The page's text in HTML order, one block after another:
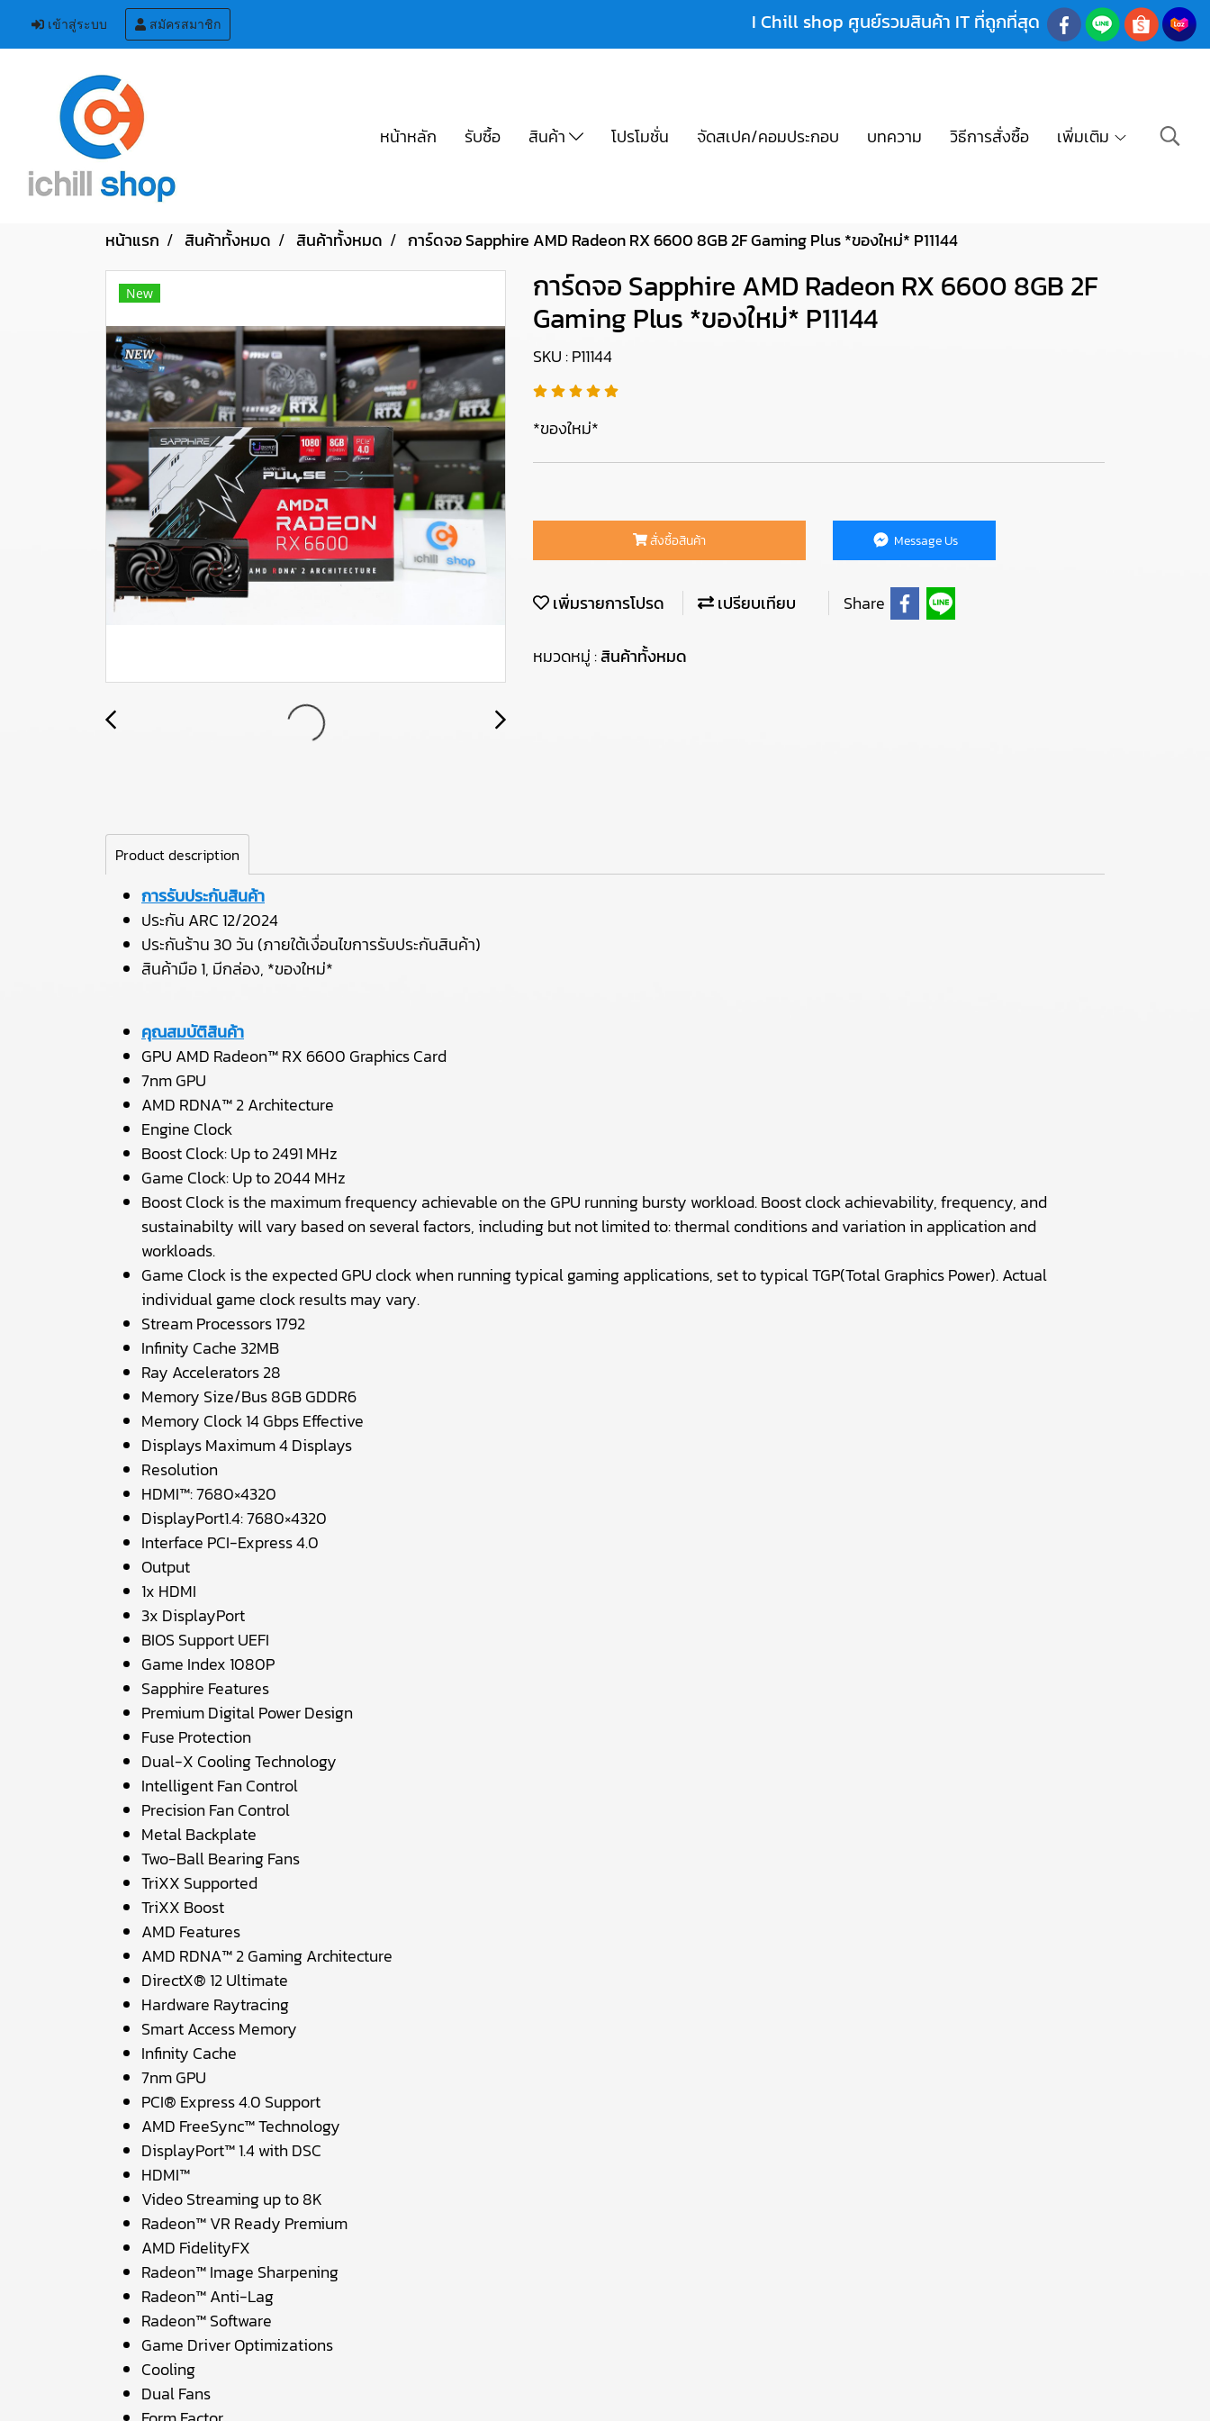
เข้าสู่ระบบ สมัครสมาชิก I Chill shop ศูนย์รวมสินค้า IT ที่ถูกที่สุด
หน้าหลัก รับซื้อ สินค้า โปรโมชั่น จัดสเปค/คอมประกอบ บทความ วิธีการสั่งซื้อ เพิ่มเติม
หน้าแรก สินค้าทั้งหมด สินค้าทั้งหมด การ์ดจอ Sapphire AMD Radeon RX 6600 8GB 2F Gaming Plus *ของใหม่* P11144
New
การ์ดจอ Sapphire AMD Radeon RX 6600 8GB 2F
Gaming Plus *ของใหม่* P11144
SKU : P11144
*ของใหม่*
สั่งซื้อสินค้า Message Us
เพิ่มรายการโปรด เปรียบเทียบ Share
หมวดหมู่ :สินค้าทั้งหมด
Product description
การรับประกันสินค้า
ประกัน ARC 12/2024
ประกันร้าน 30 วัน (ภายใต้เงื่อนไขการรับประกันสินค้า)
สินค้ามือ 1, มีกล่อง, *ของใหม่*
คุณสมบัติสินค้า
GPU AMD Radeon™ RX 6600 Graphics Card
7nm GPU
AMD RDNA™ 2 Architecture
Engine Clock
Boost Clock: Up to 2491 MHz
Game Clock: Up to 2044 MHz
Boost Clock is the maximum frequency achievable on the GPU running bursty workload. Boost clock achievability, frequency, and
sustainabilty will vary based on several factors, including but not limited to: thermal conditions and variation in application and
workloads.
Game Clock is the expected GPU clock when running typical gaming applications, set to typical TGP(Total Graphics Power). Actual
individual game clock results may vary.
Stream Processors 1792
Infinity Cache 32MB
Ray Accelerators 28
Memory Size/Bus 8GB GDDR6
Memory Clock 14 Gbps Effective
Displays Maximum 4 Displays
Resolution
HDMI™: 7680×4320
DisplayPort1.4: 7680×4320
Interface PCI-Express 4.0
Output
1x HDMI
3x DisplayPort
BIOS Support UEFI
Game Index 1080P
Sapphire Features
Premium Digital Power Design
Fuse Protection
Dual-X Cooling Technology
Intelligent Fan Control
Precision Fan Control
Metal Backplate
Two-Ball Bearing Fans
TriXX Supported
TriXX Boost
AMD Features
AMD RDNA™ 2 Gaming Architecture
DirectX® 12 Ultimate
Hardware Raytracing
Smart Access Memory
Infinity Cache
7nm GPU
PCI® Express 4.0 Support
AMD FreeSync™ Technology
DisplayPort™ 1.4 with DSC
HDMI™
Video Streaming up to 8K
Radeon™ VR Ready Premium
AMD FidelityFX
Radeon™ Image Sharpening
Radeon™ Anti-Lag
Radeon™ Software
Game Driver Optimizations
Cooling
Dual Fans